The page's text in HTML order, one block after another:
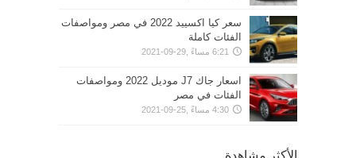
سعر كيا اكسييد 2022 في مصر ومواصفات
الفئات كاملة
6:21 مساءً ,29-09-2021
اسعار جاك J7 موديل 2022 ومواصفات
الفئات في مصر
4:30 مساءً ,25-09-2021
الأكثر مشاهدة